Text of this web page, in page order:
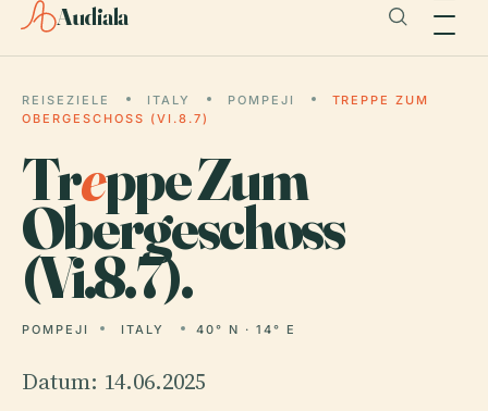
Audiala
REISEZIELE ITALY POMPEJI
TREPPE ZUM
OBERGESCHOSS (VI.8.7)
Treppe Zum
Obergeschoss
(Vi.8.7).
POMPEJI ITALY 40° N · 14° E
Datum: 14.06.2025